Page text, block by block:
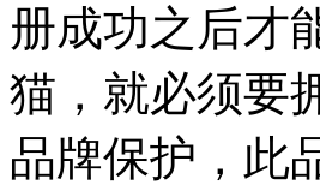
册成功之后才
猫，就必须要
品牌保护，此